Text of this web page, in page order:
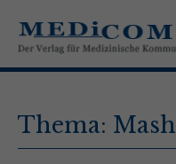
Thema: Mash